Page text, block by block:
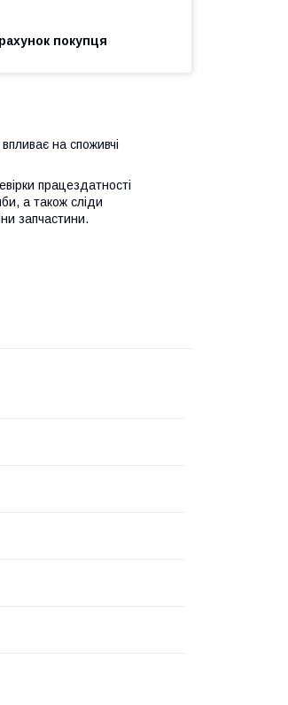
покупця
на споживчі
працездатності
а також сліди
запчастини.